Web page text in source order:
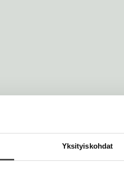
Yksityiskohdat
Hän on